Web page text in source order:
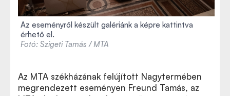
Az eseményről készült galériánk a képre kattintva
érhető el.
Fotó: Szigeti Tamás / MTA
Az MTA székházának felújított Nagytermében
megrendezett eseményen Freund Tamás, az